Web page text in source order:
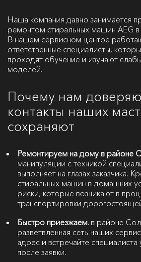
Наша компания давно занимается
ремонтом стиральных машин AEG
В нашем сервисном центре
ответственные специалисты,
проходят обучение и изучают
моделей.
Почему нам
контакты наших
сохраняют
Ремонтируем на дому в районе
манипуляции с техникой
выполняет на глазах заказчика.
стиральных машин в домашних
риски, которые возникают в
транспортировки
Быстро приезжаем. в районе
разветвленная сеть наших
адрес и встречайте специалиста
после заявки.